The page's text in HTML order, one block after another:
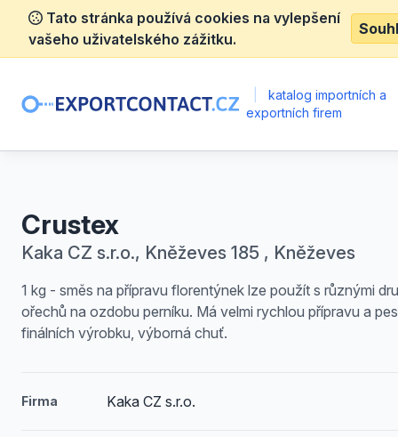
Tato stránka používá cookies na vylepšení
vašeho uživatelského zážitku.
katalog importních a
exportních firem
Crustex
Kaka CZ s.r.o., Kněževes 185 , Kněževes
1 kg - směs na přípravu florentýnek lze použít s různými
ořechů na ozdobu perníku. Má velmi rychlou přípravu a
finálních výrobku, výborná chuť.
Firma Kaka CZ s.r.o.